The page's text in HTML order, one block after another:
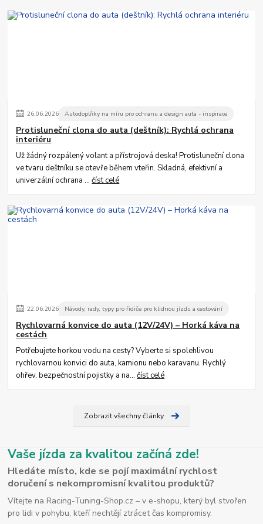
26.06.2026 Autodoplňky na míru pro ochranu a design auta - inspirace
Protisluneční clona do auta (deštník): Rychlá ochrana
interiéru
Už žádný rozpálený volant a přístrojová deska! Protisluneční clona
ve tvaru deštníku se otevře během vteřin. Skladná, efektivní a
univerzální ochrana ...číst celé
22.06.2026 Návody, rady, typy pro řidiče pro klidnou jízdu a cestování
Rychlovarná konvice do auta (12V/24V) – Horká káva na
cestách
Potřebujete horkou vodu na cesty? Vyberte si spolehlivou
rychlovarnou konvici do auta, kamionu nebo karavanu. Rychlý
ohřev, bezpečnostní pojistky a na...číst celé
Zobrazit všechny články
Vaše jízda za kvalitou začíná zde!
Hledáte místo, kde se pojí maximální rychlost
doručení s nekompromisní kvalitou produktů?
Vítejte na Racing-Tuning-Shop.cz – v e-shopu, který byl stvořen
pro lidi v pohybu, kteří nechtějí ztrácet čas kompromisy.